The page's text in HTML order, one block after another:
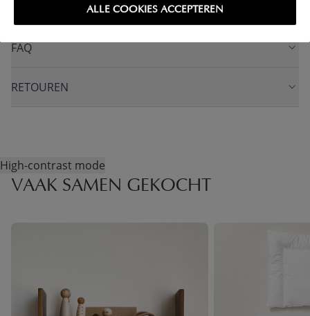
ALLE COOKIES ACCEPTEREN
PLUS- EN MINPUNTEN
FAQ
RETOUREN
High-contrast mode
VAAK SAMEN GEKOCHT